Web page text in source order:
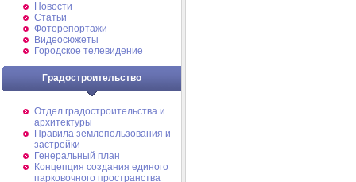
Новости
Статьи
Фоторепортажи
Видеосюжеты
Городское телевидение
Градостроительство
Отдел градостроительства и
архитектуры
Правила землепользования и
застройки
Генеральный план
Концепция создания единого
парковочного пространства